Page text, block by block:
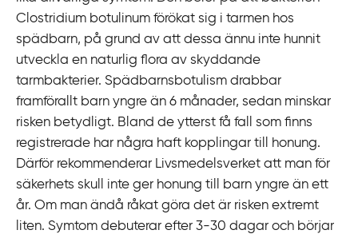
Clostridium botulinum förökat sig i tarmen hos
spädbarn, på grund av att dessa ännu inte hunnit
utveckla en naturlig flora av skyddande
tarmbakterier. Spädbarnsbotulism drabbar
framförallt barn yngre än 6 månader, sedan minskar
risken betydligt. Bland de ytterst få fall som finns
registrerade har några haft kopplingar till honung.
Därför rekommenderar Livsmedelsverket att man för
säkerhets skull inte ger honung till barn yngre än ett
år. Om man ändå råkat göra det är risken extremt
liten. Symtom debuterar efter 3‍-‍30 dagar och börjar